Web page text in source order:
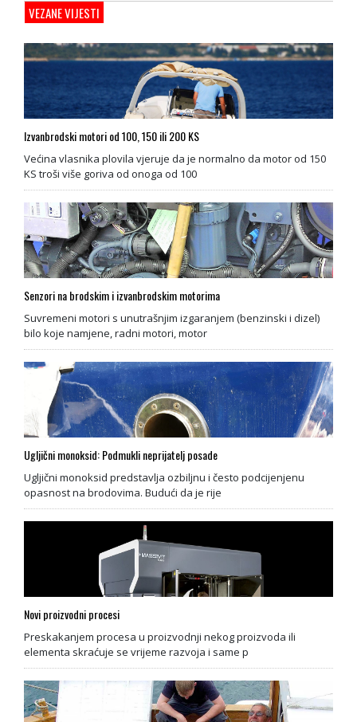
VEZANE VIJESTI
Izvanbrodski motori od 100, 150 ili 200 KS
Većina vlasnika plovila vjeruje da je normalno da motor od 150
KS troši više goriva od onoga od 100
Senzori na brodskim i izvanbrodskim motorima
Suvremeni motori s unutrašnjim izgaranjem (benzinski i dizel)
bilo koje namjene, radni motori, motor
Ugljični monoksid: Podmukli neprijatelj posade
Ugljični monoksid predstavlja ozbiljnu i često podcijenjenu
opasnost na brodovima. Budući da je rije
Novi proizvodni procesi
Preskakanjem procesa u proizvodnji nekog proizvoda ili
elementa skraćuje se vrijeme razvoja i same p